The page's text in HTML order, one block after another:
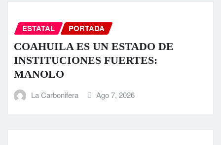
ESTATAL PORTADA
COAHUILA ES UN ESTADO DE
INSTITUCIONES FUERTES:
MANOLO
La Carbonifera Ago 7, 2026